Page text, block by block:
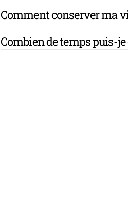
Comment conserver ma
Combien de temps puis-